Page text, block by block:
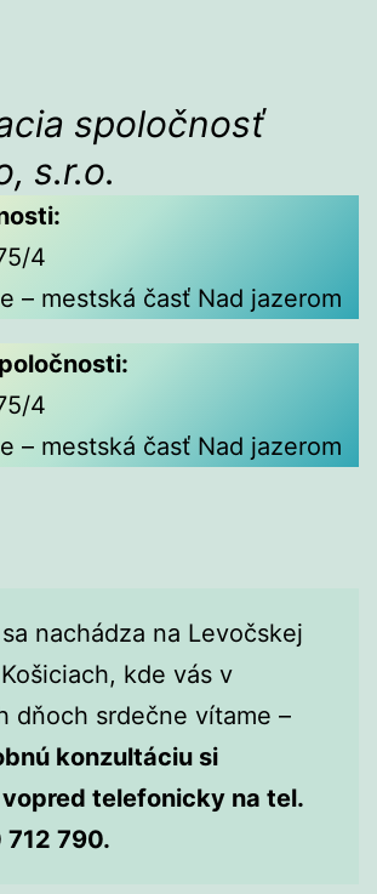
spoločnosť
s.r.o.
4
– mestská časť Nad jazerom
4
– mestská časť Nad jazerom
nachádza na Levočskej
kde vás v
dňoch srdečne vítame –
konzultáciu si
telefonicky na tel.
790.